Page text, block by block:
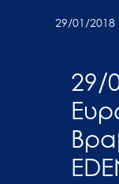
προσβασιμότητας.
29/01/2018
29/